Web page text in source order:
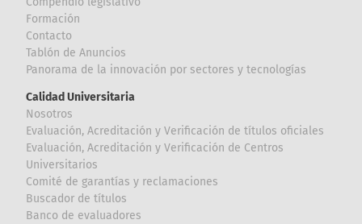
Formación
Contacto
Tablón de Anuncios
Panorama de la innovación por sectores y tecnologías
Calidad Universitaria
Nosotros
Evaluación, Acreditación y Verificación de títulos oficiales
Evaluación, Acreditación y Verificación de Centros
Universitarios
Comité de garantías y reclamaciones
Buscador de títulos
Banco de evaluadores